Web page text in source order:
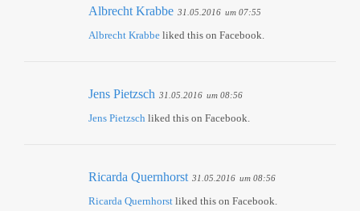
Albrecht Krabbe 31.05.2016 um 07:55
Albrecht Krabbe liked this on Facebook.
Jens Pietzsch 31.05.2016 um 08:56
Jens Pietzsch liked this on Facebook.
Ricarda Quernhorst 31.05.2016 um 08:56
Ricarda Quernhorst liked this on Facebook.